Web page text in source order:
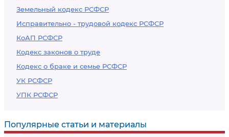
Земельный кодекс РСФСР
Исправительно - трудовой кодекс РСФСР
КоАП РСФСР
Кодекс законов о труде
Кодекс о браке и семье РСФСР
УК РСФСР
УПК РСФСР
Популярные статьи и материалы